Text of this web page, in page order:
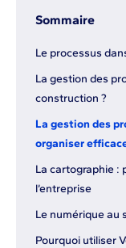
Sommaire
Le processus
La gestion des
construction ?
La gestion des
organiser
La cartographie :
l’entreprise
Le numérique au
Pourquoi utiliser